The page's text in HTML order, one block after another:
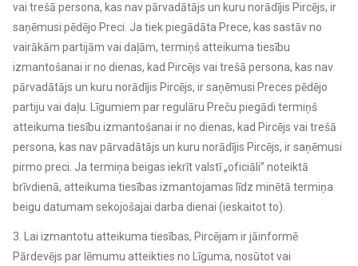
vai trešā persona, kas nav pārvadātājs un kuru norādījis Pircējs, ir
saņēmusi pēdējo Preci. Ja tiek piegādāta Prece, kas sastāv no
vairākām partijām vai daļām, termiņš atteikuma tiesību
izmantošanai ir no dienas, kad Pircējs vai trešā persona, kas nav
pārvadātājs un kuru norādījis Pircējs, ir saņēmusi Preces pēdējo
partiju vai daļu. Līgumiem par regulāru Preču piegādi termiņš
atteikuma tiesību izmantošanai ir no dienas, kad Pircējs vai trešā
persona, kas nav pārvadātājs un kuru norādījis Pircējs, ir saņēmusi
pirmo preci. Ja termiņa beigas iekrīt valstī „oficiāli” noteiktā
brīvdienā, atteikuma tiesības izmantojamas līdz minētā termiņa
beigu datumam sekojošajai darba dienai (ieskaitot to).
3. Lai izmantotu atteikuma tiesības, Pircējam ir jāinformē
Pārdevējs par lēmumu atteikties no Līguma, nosūtot vai